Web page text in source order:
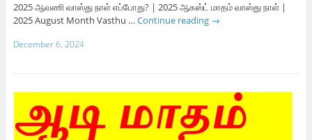
2025 ஆவணி வாஸ்து நாள் எப்போது? | 2025 ஆகஸ்ட் மாதம் வாஸ்து நாள் |
2025 August Month Vasthu … Continue reading →
December 6, 2024